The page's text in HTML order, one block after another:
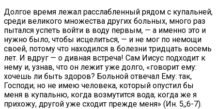
Долгое время лежал расслабленный рядом с купальней,
среди великого множества других больных, много раз
пытался успеть войти в воду первым, — а именно это и
нужно было, чтобы исцелиться, — и не мог по немощи
своей, потому что находился в болезни тридцать восемь
лет. И вдруг — о дивная встреча! Сам Иисус подходит к
нему и, узнав, что он лежит уже долго, «говорит ему:
хочешь ли быть здоров? Больной отвечал Ему: так,
Господи; но не имею человека, который опустил бы
меня в купальню, когда возмутится вода; когда же я
прихожу, другой уже сходит прежде меня» (Ин. 5,;6-7).